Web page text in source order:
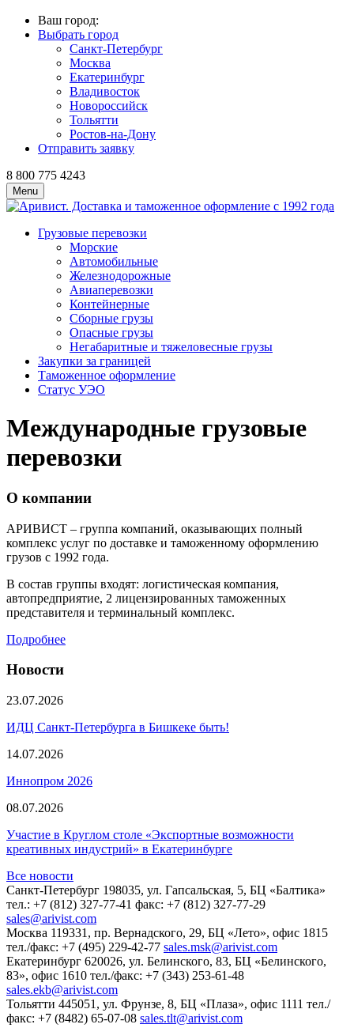
Ваш город:
Выбрать город
Санкт-Петербург
Москва
Екатеринбург
Владивосток
Новороссийск
Тольятти
Ростов-на-Дону
Отправить заявку
8 800 775 4243
Menu
Грузовые перевозки
Морские
Автомобильные
Железно­дорожные
Авиаперевозки
Контейнерные
Сборные грузы
Опасные грузы
Негабаритные и тяжело­весные грузы
Закупки за границей
Таможенное оформление
Статус УЭО
Международные грузовые
перевозки
О компании
АРИВИСТ – группа компаний, оказывающих полный
комплекс услуг по доставке и таможенному оформлению
грузов с 1992 года.
В состав группы входят: логистическая компания,
автопредприятие, 2 лицензированных таможенных
представителя и терминальный комплекс.
Подробнее
Новости
23.07.2026
ИДЦ Санкт-Петербурга в Бишкеке быть!
14.07.2026
Иннопром 2026
08.07.2026
Участие в Круглом столе «Экспортные возможности
креативных индустрий» в Екатеринбурге
Все новости
Санкт-Петербург 198035, ул. Гапсальская, 5, БЦ «Балтика»
тел.: +7 (812) 327-77-41 факс: +7 (812) 327-77-29
sales@arivist.com
Москва 119331, пр. Вернадского, 29, БЦ «Лето», офис 1815
тел./факс: +7 (495) 229-42-77 sales.msk@arivist.com
Екатеринбург 620026, ул. Белинского, 83, БЦ «Белинского,
83», офис 1610 тел./факс: +7 (343) 253-61-48
sales.ekb@arivist.com
Тольятти 445051, ул. Фрунзе, 8, БЦ «Плаза», офис 1111 тел./
факс: +7 (8482) 65-07-08 sales.tlt@arivist.com